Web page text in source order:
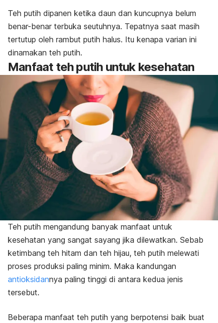
Teh putih dipanen ketika daun dan kuncupnya belum
benar-benar terbuka seutuhnya. Tepatnya saat masih
tertutup oleh rambut putih halus. Itu kenapa varian ini
dinamakan teh putih.
Manfaat teh putih untuk kesehatan
Teh putih mengandung banyak manfaat untuk
kesehatan yang sangat sayang jika dilewatkan. Sebab
ketimbang teh hitam dan teh hijau, teh putih melewati
proses produksi paling minim. Maka kandungan
antioksidannya paling tinggi di antara kedua jenis
tersebut.
Beberapa manfaat teh putih yang berpotensi baik buat